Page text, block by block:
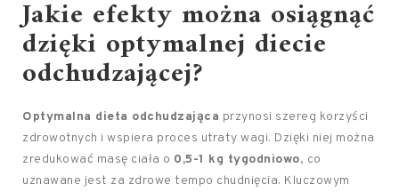
Jakie efekty można osiągnąć
dzięki optymalnej diecie
odchudzającej?
Optymalna dieta odchudzająca przynosi szereg korzyści
zdrowotnych i wspiera proces utraty wagi. Dzięki niej można
zredukować masę ciała o 0,5-1 kg tygodniowo, co
uznawane jest za zdrowe tempo chudnięcia. Kluczowym